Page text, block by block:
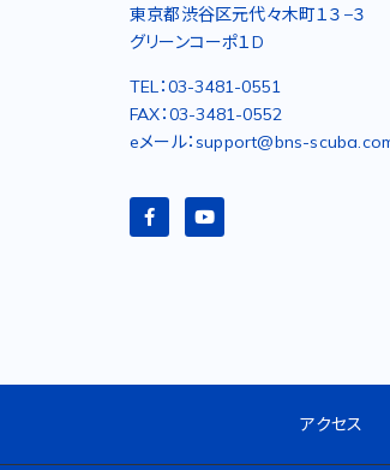
東京都渋谷区元代々木町１３−３
グリーンコーポ１D
TEL：03-3481-0551
FAX：03-3481-0552
eメール：support@bns-
アクセス